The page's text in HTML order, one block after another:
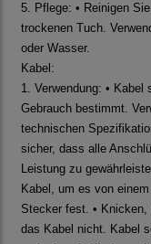
5. Pflege: • Reinigen
trockenen Tuch.
oder Wasser.
Kabel:
1. Verwendung: •
Gebrauch bestimmt.
technischen
sicher, dass alle
Leistung zu
Kabel, um es von
Stecker fest. • Knicken,
das Kabel nicht. Kabel